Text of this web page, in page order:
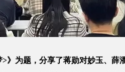
》为题，分享了蒋勋对妙玉、